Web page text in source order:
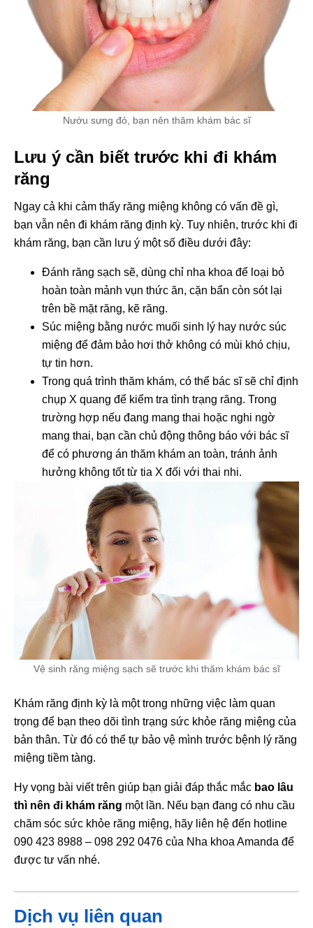
Nướu sưng đỏ, bạn nên thăm khám bác sĩ
Lưu ý cần biết trước khi đi khám
răng
Ngay cả khi cảm thấy răng miệng không có vấn đề gì,
bạn vẫn nên đi khám răng định kỳ. Tuy nhiên, trước khi đi
khám răng, bạn cần lưu ý một số điều dưới đây:
Đánh răng sạch sẽ, dùng chỉ nha khoa để loại bỏ
hoàn toàn mảnh vụn thức ăn, cặn bẩn còn sót lại
trên bề mặt răng, kẽ răng.
Súc miệng bằng nước muối sinh lý hay nước súc
miệng để đảm bảo hơi thở không có mùi khó chịu,
tự tin hơn.
Trong quá trình thăm khám, có thể bác sĩ sẽ chỉ định
chụp X quang để kiểm tra tình trạng răng. Trong
trường hợp nếu đang mang thai hoặc nghi ngờ
mang thai, bạn cần chủ động thông báo với bác sĩ
để có phương án thăm khám an toàn, tránh ảnh
hưởng không tốt từ tia X đối với thai nhi.
Vệ sinh răng miệng sạch sẽ trước khi thăm khám bác sĩ
Khám răng định kỳ là một trong những việc làm quan
trọng để bạn theo dõi tình trạng sức khỏe răng miệng của
bản thân. Từ đó có thể tự bảo vệ mình trước bệnh lý răng
miệng tiềm tàng.
Hy vọng bài viết trên giúp bạn giải đáp thắc mắc bao lâu
thì nên đi khám răng một lần. Nếu bạn đang có nhu cầu
chăm sóc sức khỏe răng miệng, hãy liên hệ đến hotline
090 423 8988 – 098 292 0476 của Nha khoa Amanda để
được tư vấn nhé.
Dịch vụ liên quan